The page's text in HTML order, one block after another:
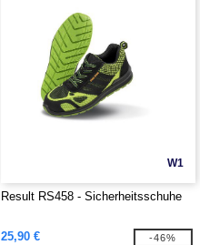
W1
Result RS458 - Sicherheitsschuhe
25,90 € -46%